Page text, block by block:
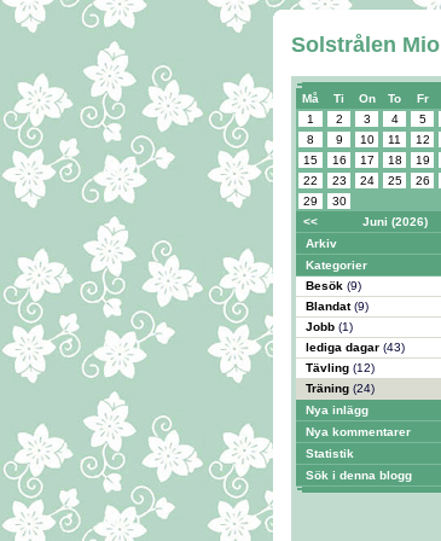
Solstrålen Mio
Må Ti On To Fr
1
2 3 4 5
8
9 10 11 12
15
16 17 18 19
22
23 24 25 26
29
30
<<
Juni (2026)
Arkiv
Kategorier
Besök (9)
Blandat(9)
Jobb (1)
lediga dagar (43)
Tävling (12)
Träning (24)
Nya inlägg
Nya kommentarer
Statistik
Sök i denna blogg